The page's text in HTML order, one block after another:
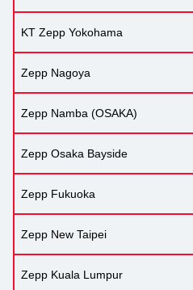
KT Zepp Yokohama
Zepp Nagoya
Zepp Namba (OSAKA)
Zepp Osaka Bayside
Zepp Fukuoka
Zepp New Taipei
Zepp Kuala Lumpur